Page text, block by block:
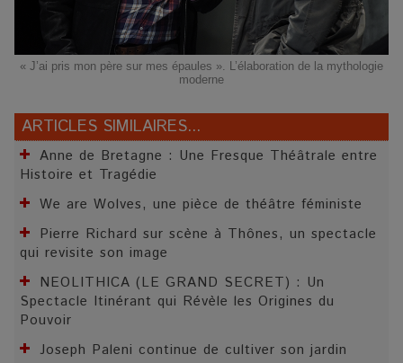
« J’ai pris mon père sur mes épaules ». L’élaboration de la mythologie
moderne
ARTICLES SIMILAIRES...
Anne de Bretagne : Une Fresque Théâtrale entre
Histoire et Tragédie
We are Wolves, une pièce de théâtre féministe
Pierre Richard sur scène à Thônes, un spectacle
qui revisite son image
NEOLITHICA (LE GRAND SECRET) : Un
Spectacle Itinérant qui Révèle les Origines du
Pouvoir
Joseph Paleni continue de cultiver son jardin